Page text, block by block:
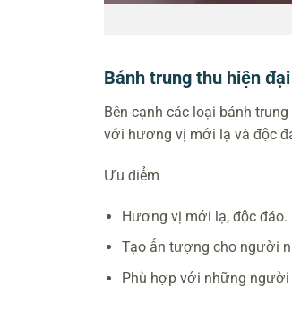
Bánh trung thu hiện đại
Bên cạnh các loại bánh
với hương vị mới lạ và độc
Ưu điểm
Hương vị mới lạ, độc đáo.
Tạo ấn tượng cho người
Phù hợp với những người